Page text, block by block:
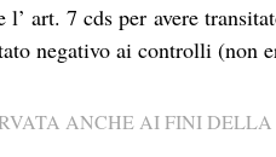
l’ art. 7 cds per avere
negativo ai controlli (non
ANCHE AI FINI